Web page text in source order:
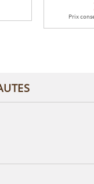
Prix